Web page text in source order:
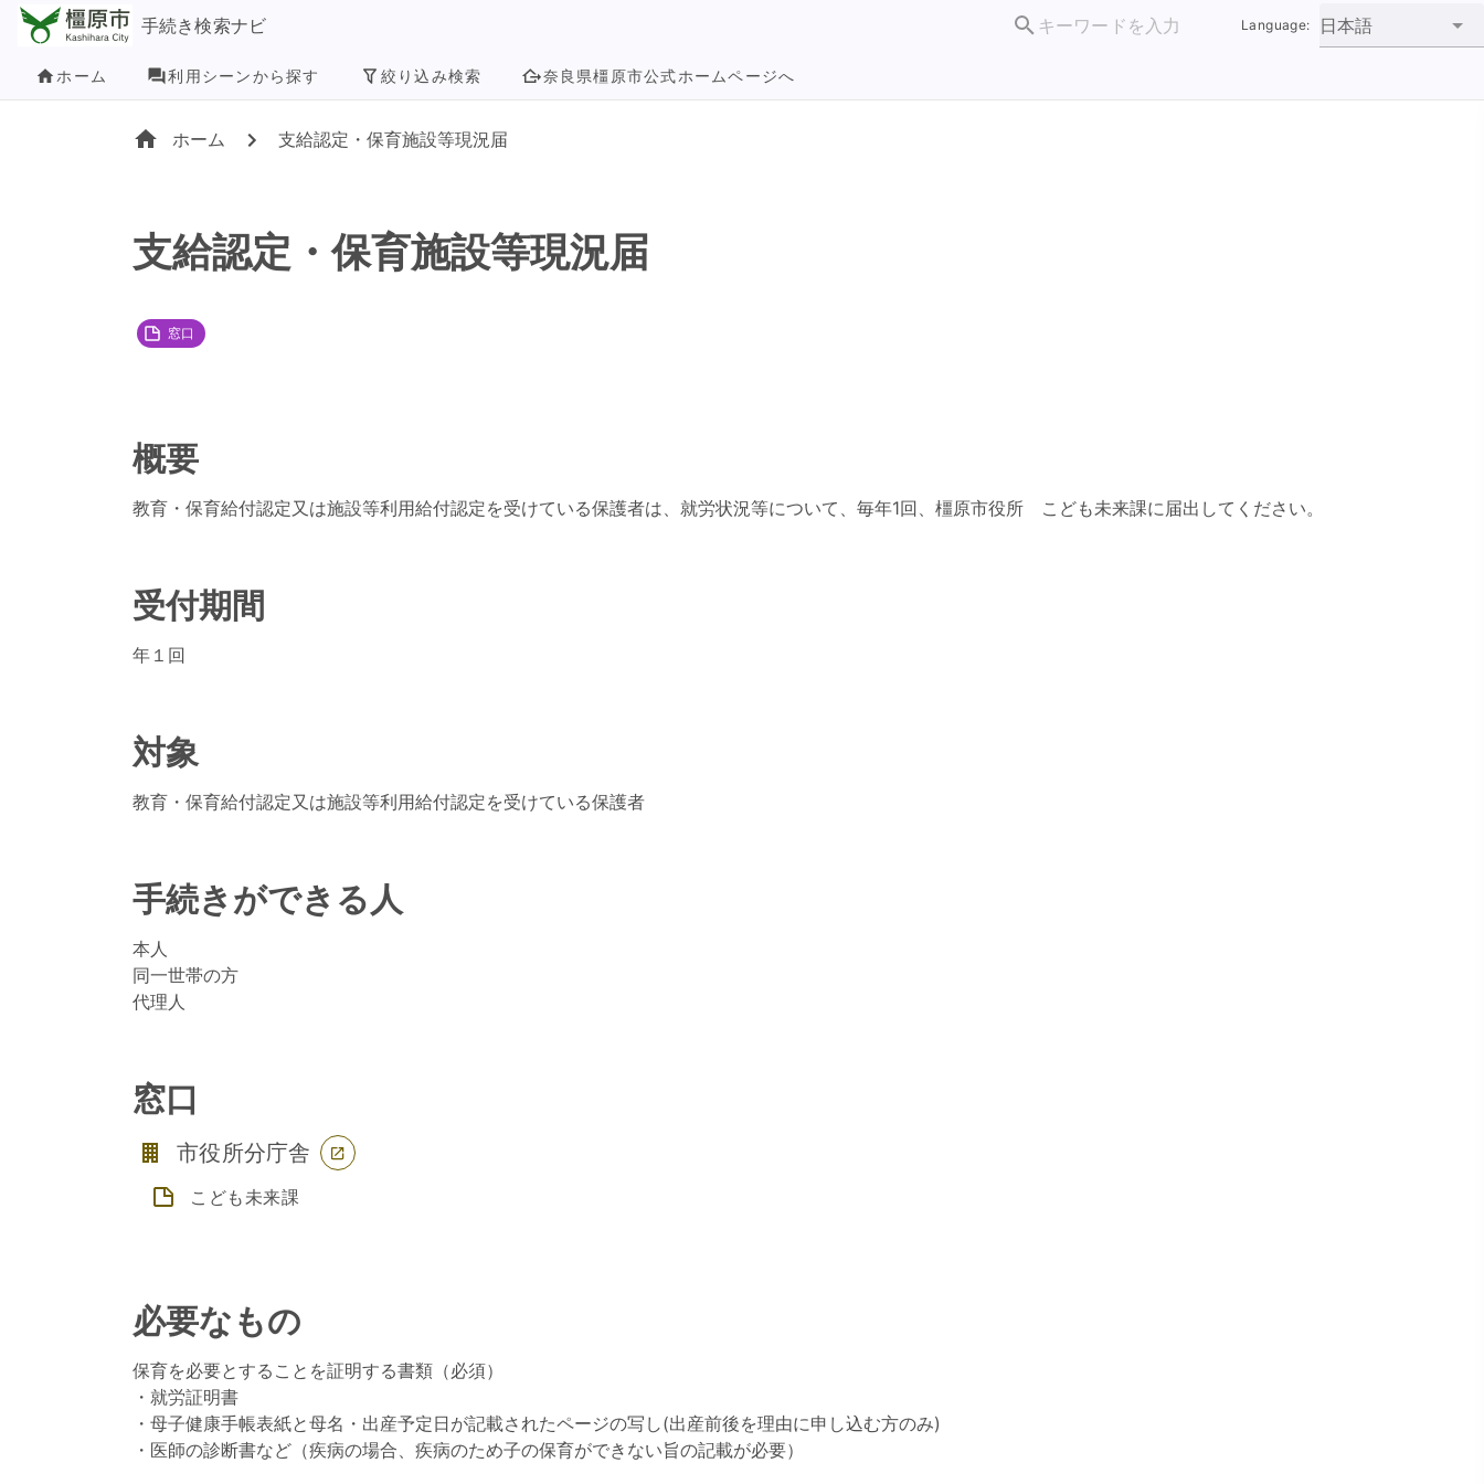
手続き検索ナビ Language: 日本語
ホーム 利用シーンから探す 絞り込み検索 奈良県橿原市公式ホームページへ
ホーム 支給認定・保育施設等現況届
支給認定・保育施設等現況届
窓口
概要
教育・保育給付認定又は施設等利用給付認定を受けている保護者は、就労状況等について、毎年1回、橿原市役所 こども未来課に届出してください。
受付期間
年１回
対象
教育・保育給付認定又は施設等利用給付認定を受けている保護者
手続きができる人
本人
同一世帯の方
窓口
市役所分庁舎
こども未来課
必要なもの
保育を必要とすることを証明する書類（必須）
・就労証明書
・母子健康手帳表紙と母名・出産予定日が記載されたページの写し(出産前後を理由に申し込む方のみ)
・医師の診断書など（疾病の場合、疾病のため子の保育ができない旨の記載が必要）